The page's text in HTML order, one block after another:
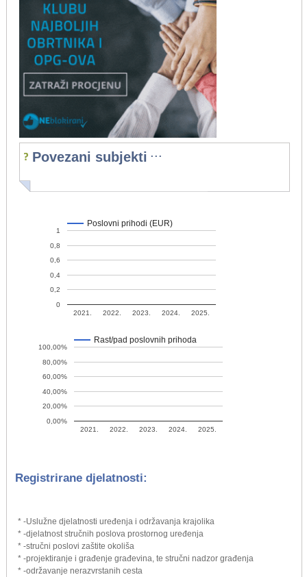
Povezani subjekti ...
Poslovni prihodi (EUR)
2021. 2022. 2023. 2024. 2025.
0
0,2
0,4
0,6
0,8
1
Rast/pad poslovnih prihoda
2021. 2022. 2023. 2024. 2025.
0,00%
20,00%
40,00%
60,00%
80,00%
100,00%
Registrirane djelatnosti:
* -Uslužne djelatnosti uređenja i održavanja krajolika
* -djelatnost stručnih poslova prostornog uređenja
* -stručni poslovi zaštite okoliša
* -projektiranje i građenje građevina, te stručni nadzor građenja
* -održavanje nerazvrstanih cesta